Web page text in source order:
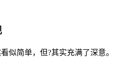
似简单，但?其实充满了深意。